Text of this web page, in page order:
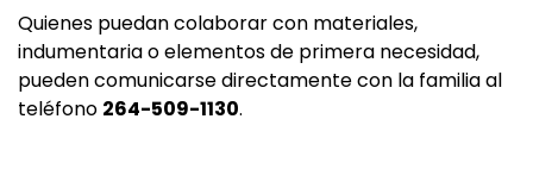
Quienes puedan colaborar con materiales,
indumentaria o elementos de primera necesidad,
pueden comunicarse directamente con la familia al
teléfono 264-509-1130.